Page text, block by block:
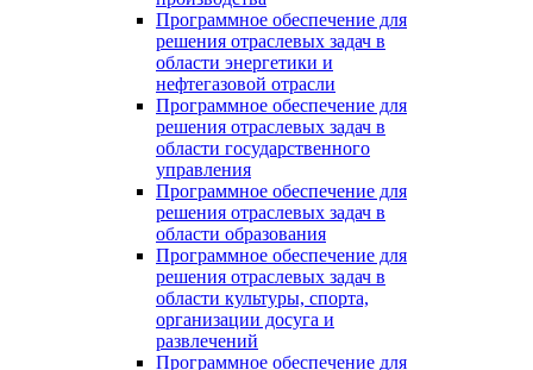
Программное обеспечение для
решения отраслевых задач в
области энергетики и
нефтегазовой отрасли
Программное обеспечение для
решения отраслевых задач в
области государственного
управления
Программное обеспечение для
решения отраслевых задач в
области образования
Программное обеспечение для
решения отраслевых задач в
области культуры, спорта,
организации досуга и
развлечений
Программное обеспечение для